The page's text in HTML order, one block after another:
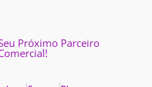
Próximo Parceiro